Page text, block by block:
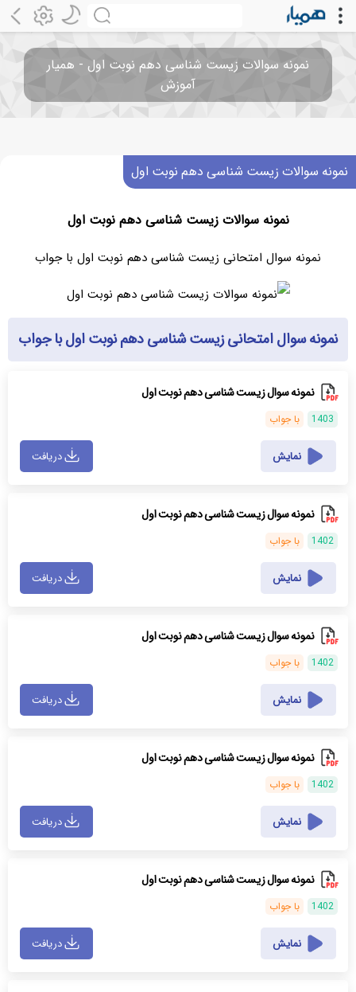
نمونه سوالات زیست شناسی دهم نوبت اول - همیار
آموزش
نمونه سوالات زیست شناسی دهم نوبت اول
نمونه سوالات زیست شناسی دهم نوبت اول
نمونه سوال امتحانی زیست شناسی دهم نوبت اول با جواب
نمونه سوال امتحانی زیست شناسی دهم نوبت اول با جواب
نمونه سوال زیست شناسی دهم نوبت اول
1403 با جواب
نمایش دریافت
نمونه سوال زیست شناسی دهم نوبت اول
1402 با جواب
نمایش دریافت
نمونه سوال زیست شناسی دهم نوبت اول
1402 با جواب
نمایش دریافت
نمونه سوال زیست شناسی دهم نوبت اول
1402 با جواب
نمایش دریافت
نمونه سوال زیست شناسی دهم نوبت اول
1402 با جواب
نمایش دریافت